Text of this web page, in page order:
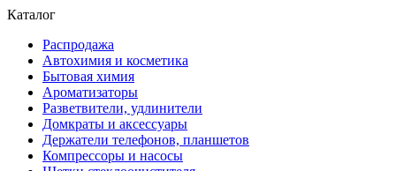
Каталог
Распродажа
Автохимия и косметика
Бытовая химия
Ароматизаторы
Разветвители, удлинители
Домкраты и аксессуары
Держатели телефонов, планшетов
Компрессоры и насосы